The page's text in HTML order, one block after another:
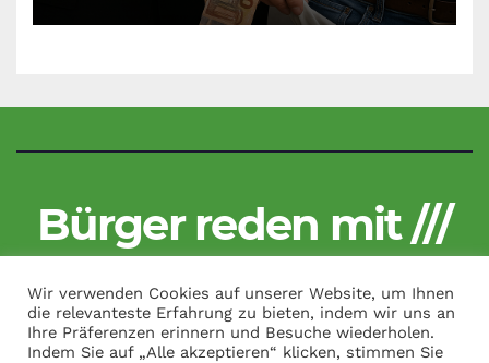
Bürger reden mit ///
Wir verwenden Cookies auf unserer Website, um Ihnen
die relevanteste Erfahrung zu bieten, indem wir uns an
Ihre Präferenzen erinnern und Besuche wiederholen.
Indem Sie auf „Alle akzeptieren“ klicken, stimmen Sie